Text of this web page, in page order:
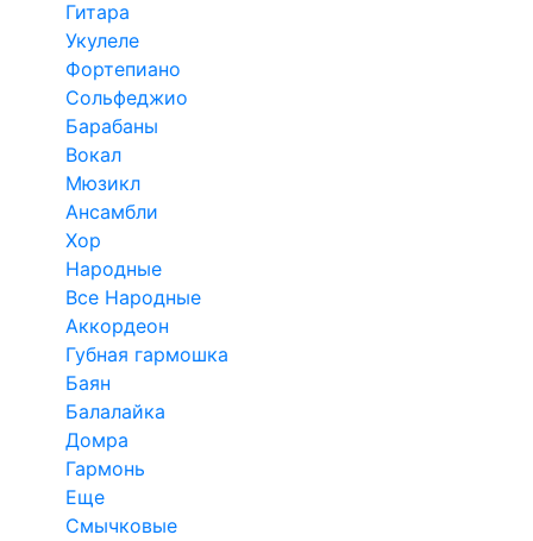
Гитара
Укулеле
Фортепиано
Сольфеджио
Барабаны
Вокал
Мюзикл
Ансамбли
Хор
Народные
Все Народные
Аккордеон
Губная гармошка
Баян
Балалайка
Домра
Гармонь
Еще
Смычковые